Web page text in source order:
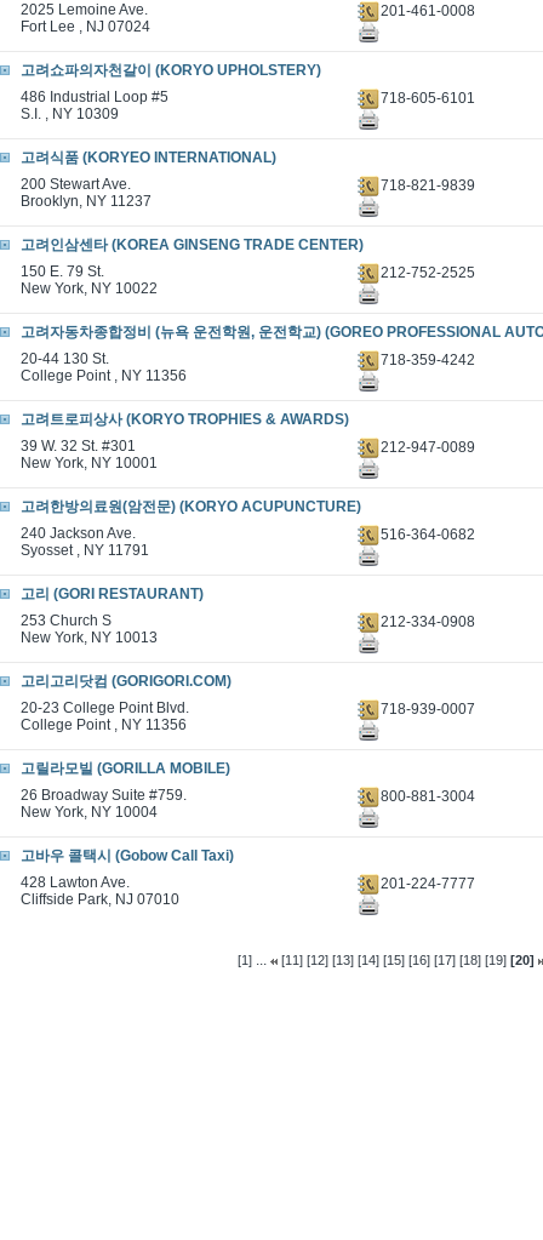
2025 Lemoine Ave.
Fort Lee , NJ 07024
201-461-0008
고려쇼파의자천갈이 (KORYO UPHOLSTERY)
486 Industrial Loop #5
S.I. , NY 10309
718-605-6101
고려식품 (KORYEO INTERNATIONAL)
200 Stewart Ave.
Brooklyn, NY 11237
718-821-9839
고려인삼센타 (KOREA GINSENG TRADE CENTER)
150 E. 79 St.
New York, NY 10022
212-752-2525
고려자동차종합정비 (뉴욕 운전학원, 운전학교) (GOREO PROFESSIONAL
20-44 130 St.
College Point , NY 11356
718-359-4242
고려트로피상사 (KORYO TROPHIES & AWARDS)
39 W. 32 St. #301
New York, NY 10001
212-947-0089
고려한방의료원(암전문) (KORYO ACUPUNCTURE)
240 Jackson Ave.
Syosset , NY 11791
516-364-0682
고리 (GORI RESTAURANT)
253 Church S
New York, NY 10013
212-334-0908
고리고리닷컴 (GORIGORI.COM)
20-23 College Point Blvd.
College Point , NY 11356
718-939-0007
고릴라모빌 (GORILLA MOBILE)
26 Broadway Suite #759.
New York, NY 10004
800-881-3004
고바우 콜택시 (Gobow Call Taxi)
428 Lawton Ave.
Cliffside Park, NJ 07010
201-224-7777
[1]... [11] [12] [13] [14] [15] [16] [17] [18] [19] [20]